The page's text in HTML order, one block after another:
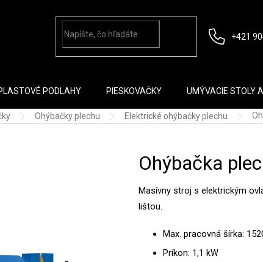
+421
PODLAHY PIESKOVAČKY UMÝVACIE STOLY
Ohýbačky plechu Elektrické ohýbačky plechu
Ohýbačka
Masívny stroj s elektrickým
lištou.
Max. pracovná šírka:
Príkon: 1,1 kW